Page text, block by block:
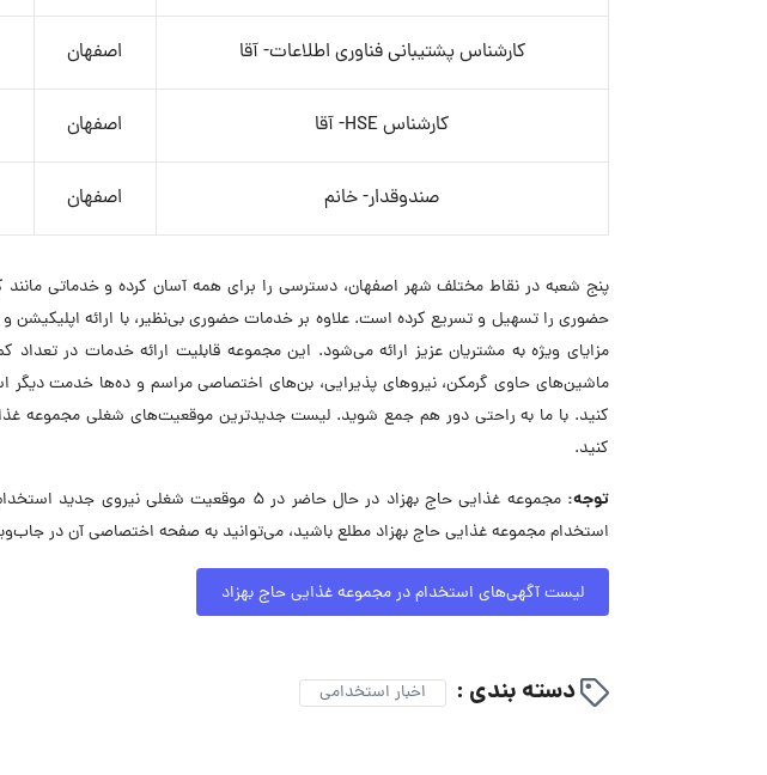
کارشناس پشتیبانی فناوری اطلاعات- آقا اصفهان
کارشناس HSE- آقا اصفهان
صندوقدار- خانم اصفهان
پنج شعبه در نقاط مختلف شهر اصفهان، دسترسی را برای همه آسان کرده و خدماتی
حضوری را تسهیل و تسریع کرده است. علاوه بر خدمات حضوری بی‌نظیر، با ارائه اپلیکیشن
مزایای ویژه به مشتریان عزیز ارائه می‌شود. این مجموعه قابلیت ارائه خدمات در
ماشین‌های حاوی گرمکن، نیروهای پذیرایی، بن‌های اختصاصی مراسم و ده‌ها خدمت دیگر
کنید. با ما به راحتی دور هم جمع شوید. لیست جدیدترین موقعیت‌های شغلی مجموعه
کنید.
توجه:
مجموعه غذایی حاج بهزاد در حال حاضر در ۵
استخدام مجموعه غذایی حاج بهزاد مطلع باشید، می‌توانید به صفحه اختصاصی آن در
لیست آگهی‌های استخدام در مجموعه غذایی حاج بهزاد
دسته بندی : اخبار استخدامی